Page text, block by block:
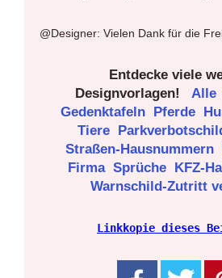
@Designer: Vielen Dank für die
Entdecke viele
Designvorlagen!
Alle
Gedenktafeln Pferde
Tiere
Straßen-Hausnummern
Firma Sprüche KFZ-
Warnschild-Zutritt
Linkkopie dieses